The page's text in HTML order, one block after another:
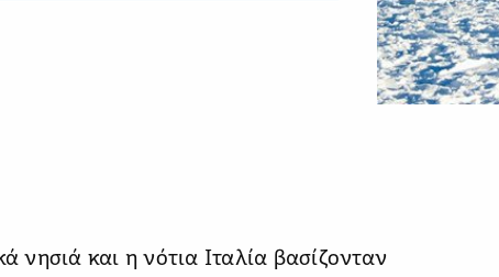
νησιά και η νότια Ιταλία βασίζονταν